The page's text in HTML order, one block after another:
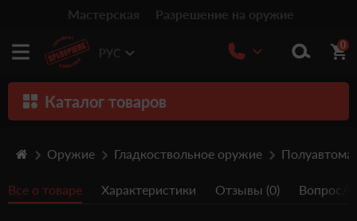
Мастерская Разрешение на оружие
РУС
0
Каталог товаров
Травматическое оружие
Оружие Гладкоствольное оружие
Все о товаре Характеристики Отзывы (0) Вопрос/